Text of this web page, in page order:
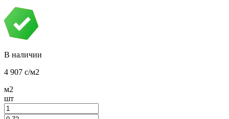
В наличии
4 907 c/м2
м2
шт